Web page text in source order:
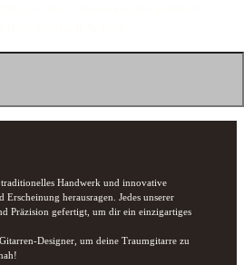
Handwerk und innovative
herausragen. Jedes unserer
Präzision gefertigt, um dir ein einzigartiges
Designer, um deine Traumgitarre zu